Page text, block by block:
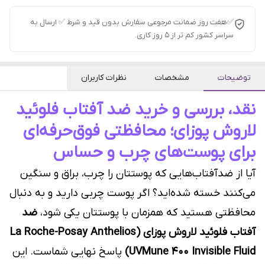
✅هفت روز ضمانت مرجوعی سفارش بدون قید و شرط ✅ ارسال به
سراسر کشور کم تر از 5 روز کاری.
توضیحات مشخصات نظرات کاربران
نقد، بررسی و خرید ضد آفتاب فلوئید
لاروش پوزای؛ محافظتی فوق‌حرفه‌ای
برای پوست‌های چرب و حساس
آیا از ضدآفتاب‌هایی که پوستتان را چرب، براق و سنگین
می‌کنند خسته شده‌اید؟ اگر پوست چربی دارید و به دنبال
محافظتی هستید که همزمان با پوستتان یکی شود، ضد
آفتاب فلوئید لاروش پوزای (La Roche-Posay Anthelios
UVMune 400 Invisible Fluid)
پاسخ نهایی شماست. این